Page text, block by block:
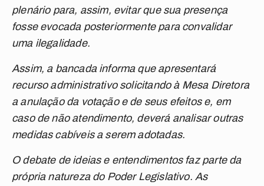
plenário para, assim, evitar que sua presença
fosse evocada posteriormente para convalidar
uma ilegalidade.
Assim, a bancada informa que apresentará
recurso administrativo solicitando à Mesa Diretora
a anulação da votação e de seus efeitos e, em
caso de não atendimento, deverá analisar outras
medidas cabíveis a serem adotadas.
O debate de ideias e entendimentos faz parte da
própria natureza do Poder Legislativo. As